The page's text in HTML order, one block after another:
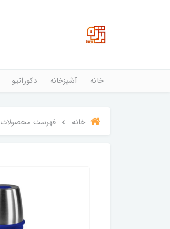
خانه آشپزخانه دکوراتیو
خانه فهرست محصولات